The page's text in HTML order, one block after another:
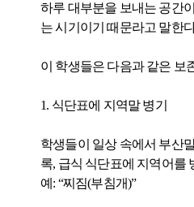
하루 대부분을 보내는 공간
는 시기이기 때문라고 말한
이 학생들은 다음과 같은 보
1. 식단표에 지역말 병기
학생들이 일상 속에서 부산
록, 급식 식단표에 지역어를
예: “찌짐(부침개)”